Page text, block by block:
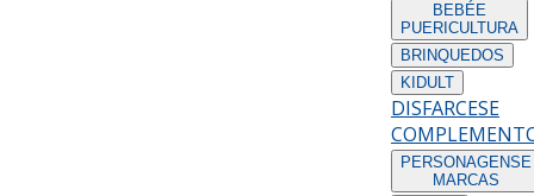
BEBÉE
PUERICULTURA
BRINQUEDOS
KIDULT
DISFARCESE
PERSONAGENS E
MARCAS